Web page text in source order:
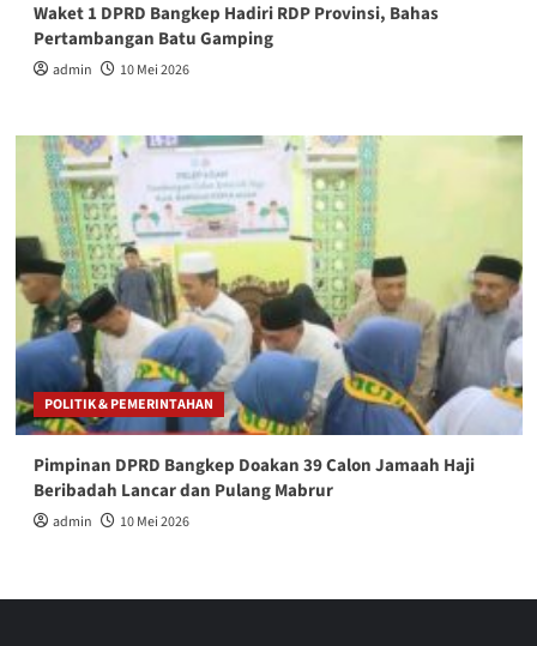
Waket 1 DPRD Bangkep Hadiri RDP Provinsi, Bahas
Pertambangan Batu Gamping
admin 10 Mei 2026
POLITIK & PEMERINTAHAN
Pimpinan DPRD Bangkep Doakan 39 Calon Jamaah Haji
Beribadah Lancar dan Pulang Mabrur
admin 10 Mei 2026